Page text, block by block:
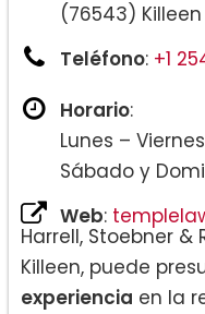
(76543) Killeen
Teléfono: +1
Horario:
Lunes –
Sábado y
Web:
Harrell, Stoebner &
Killeen, puede
experiencia en la